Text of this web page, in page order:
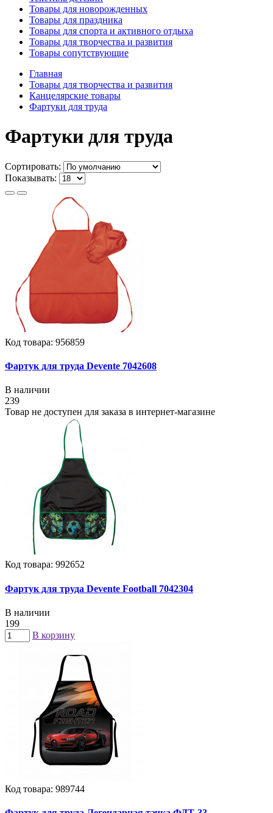
Товары для новорожденных
Товары для праздника
Товары для спорта и активного отдыха
Товары для творчества и развития
Товары сопутствующие
Главная
Товары для творчества и развития
Канцелярские товары
Фартуки для труда
Фартуки для труда
Сортировать:
Показывать:
Код товара: 956859
Фартук для труда Devente 7042608
В наличии
239
Товар не доступен для заказа в интернет-магазине
Код товара: 992652
Фартук для труда Devente Football 7042304
В наличии
199
В корзину
Код товара: 989744